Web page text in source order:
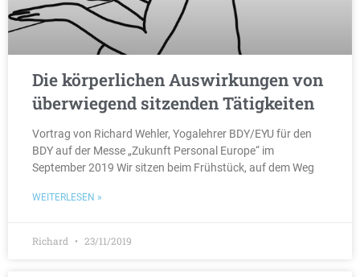
Die körperlichen Auswirkungen von
überwiegend sitzenden Tätigkeiten
Vortrag von Richard Wehler, Yogalehrer BDY/EYU für den
BDY auf der Messe „Zukunft Personal Europe“ im
September 2019 Wir sitzen beim Frühstück, auf dem Weg
WEITERLESEN »
Richard 23/11/2019